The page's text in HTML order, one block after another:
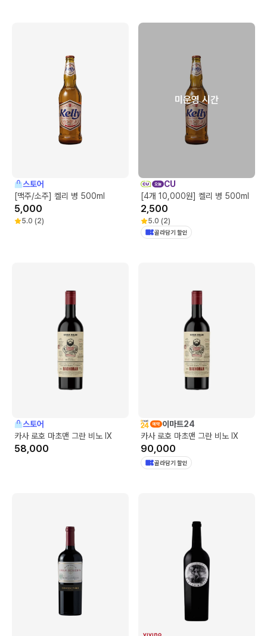
스토어
[맥주/소주] 켈리 병 500ml
5,000
5.0 (2)
미운영 시간
CU
[4개 10,000원] 켈리 병 500ml
2,500
5.0 (2)
골라담기 할인
스토어
카사 로호 마초맨 그란 비노 IX
58,000
이마트24
카사 로호 마초맨 그란 비노 IX
90,000
골라담기 할인